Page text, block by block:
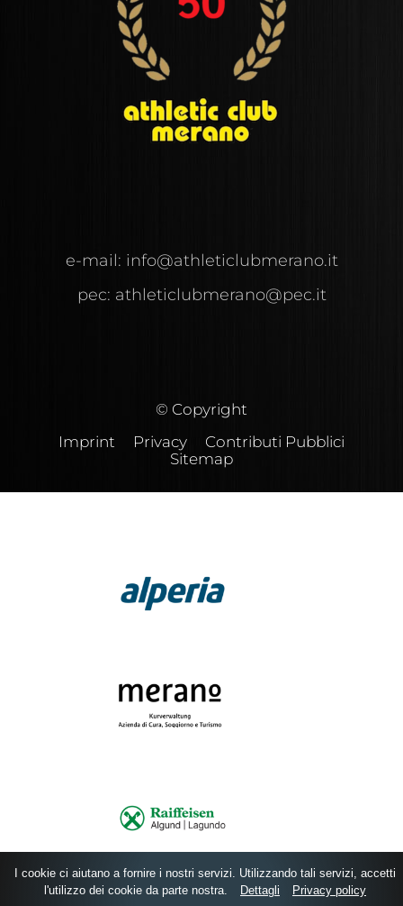
e-mail: info@athleticlubmerano.it
pec: athleticlubmerano@pec.it
© Copyright
Imprint
Privacy
Contributi Pubblici
Sitemap
I cookie ci aiutano a fornire i nostri servizi. Utilizzando tali servizi, accetti
l'utilizzo dei cookie da parte nostra.
Dettagli Privacy policy